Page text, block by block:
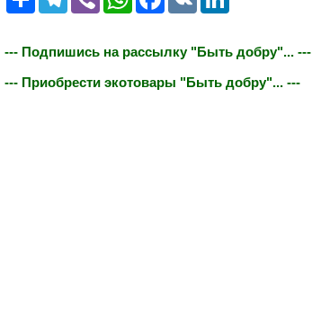
--- Подпишись на рассылку "Быть добру"... ---
--- Приобрести экотовары "Быть добру"... ---